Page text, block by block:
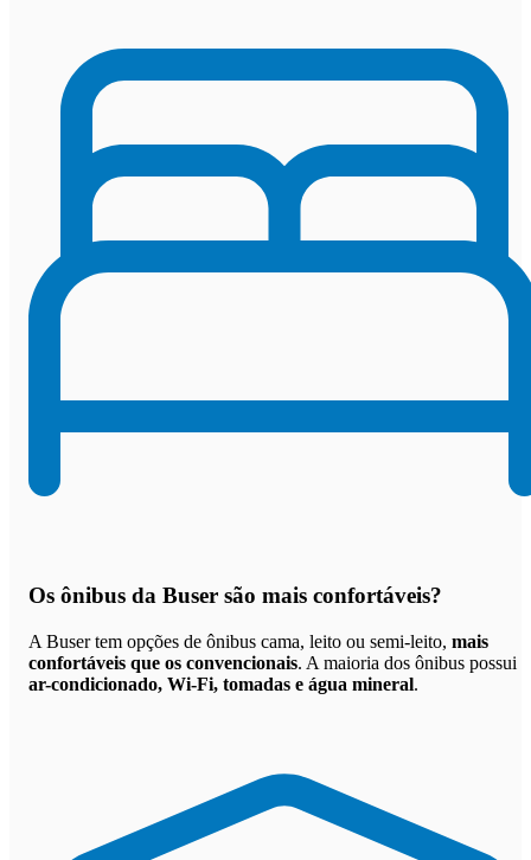
Os ônibus da Buser são mais confortáveis?
A Buser tem opções de ônibus cama, leito ou semi-leito, mais
confortáveis que os convencionais. A maioria dos ônibus possui
ar-condicionado, Wi-Fi, tomadas e água mineral.